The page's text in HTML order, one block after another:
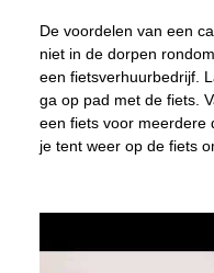
De voordelen van een
niet in de dorpen
een fietsverhuurbedrijf.
ga op pad met de fiets.
een fiets voor meerdere
je tent weer op de fiets